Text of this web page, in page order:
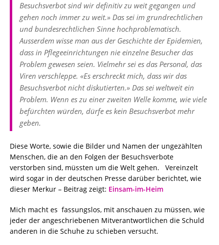
Besuchsverbot sind wir definitiv zu weit gegangen und
gehen noch immer zu weit.» Das sei im grundrechtlichen
und bundesrechtlichen Sinne hochproblematisch.
Ausserdem wisse man aus der Geschichte der Epidemien,
dass in Pflegeeinrichtungen nie einzelne Besucher das
Problem gewesen seien. Vielmehr sei es das Personal, das
Viren verschleppe. «Es erschreckt mich, dass wir das
Besuchsverbot nicht diskutierten.» Das sei weltweit ein
Problem. Wenn es zu einer zweiten Welle komme, wie viele
befürchten würden, dürfe es kein Besuchsverbot mehr
geben.
Diese Worte, sowie die Bilder und Namen der ungezählten
Menschen, die an den Folgen der Besuchsverbote
verstorben sind, müssten um die Welt gehen. Vereinzelt
wird sogar in der deutschen Presse darüber berichtet, wie
dieser Merkur – Beitrag zeigt: Einsam-im-Heim
Mich macht es fassungslos, mit anschauen zu müssen, wie
jeder der angeschriebenen Mitverantwortlichen die Schuld
anderen in die Schuhe zu schieben versucht.